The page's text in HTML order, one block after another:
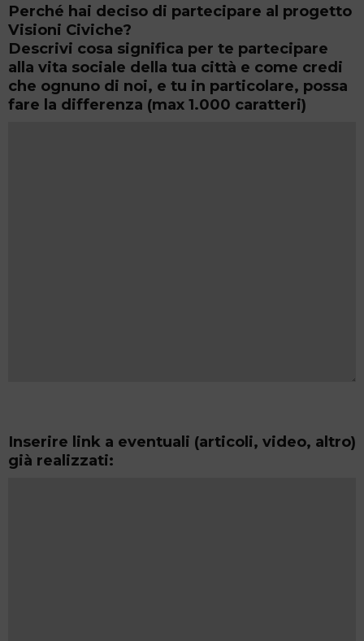
Perché hai deciso di partecipare al progetto
Visioni Civiche?
Descrivi cosa significa per te partecipare
alla vita sociale della tua città e come credi
che ognuno di noi, e tu in particolare, possa
fare la differenza (max 1.000 caratteri)
Inserire link a eventuali (articoli, video, altro)
già realizzati: